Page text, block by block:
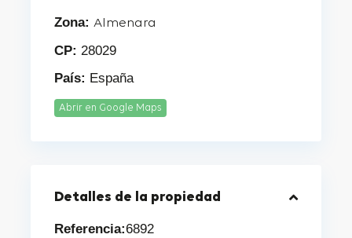
Zona: Almenara
CP: 28029
País: España
Abrir en Google Maps
Detalles de la propiedad
Referencia:6892